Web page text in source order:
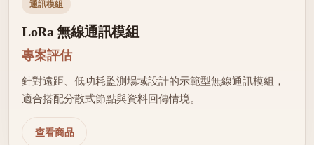
通訊模組
LoRa 無線通訊模組
專案評估
針對遠距、低功耗監測場域設計的示範型無線通訊模組，
適合搭配分散式節點與資料回傳情境。
查看商品